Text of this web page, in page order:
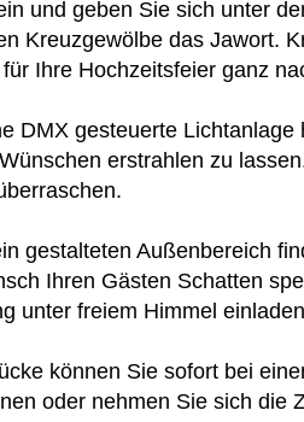
und geben Sie sich unter
Kreuzgewölbe das Jawort.
Ihre Hochzeitsfeier ganz
DMX gesteuerte
erstrahlen zu
gestalteten Außenbereich
Ihren Gästen Schatten
unter freiem Himmel
können Sie sofort bei
oder nehmen Sie sich die